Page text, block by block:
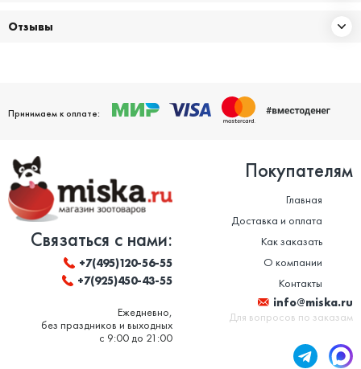
Отзывы
Принимаем к оплате:
Связаться с нами:
+7(495)120-56-55
+7(925)450-43-55
Ежедневно,
без праздников и выходных
с 9:00 до 21:00
Покупателям
Главная
Доставка и оплата
Как заказать
О компании
Контакты
info@miska.ru
Для вопросов по заказам